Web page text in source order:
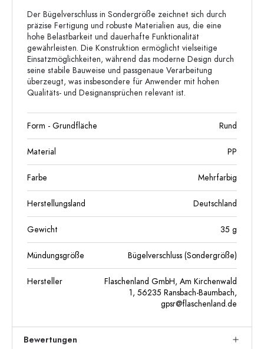
Der Bügelverschluss in Sondergröße zeichnet sich durch
präzise Fertigung und robuste Materialien aus, die eine
hohe Belastbarkeit und dauerhafte Funktionalität
gewährleisten. Die Konstruktion ermöglicht vielseitige
Einsatzmöglichkeiten, während das moderne Design durch
seine stabile Bauweise und passgenaue Verarbeitung
überzeugt, was insbesondere für Anwender mit hohen
Qualitäts- und Designansprüchen relevant ist.
Form - Grundfläche Rund
Material PP
Farbe Mehrfarbig
Herstellungsland Deutschland
Gewicht 35 g
Mündungsgröße Bügelverschluss (Sondergröße)
Hersteller
Flaschenland GmbH, Am Kirchenwald
1, 56235 Ransbach-Baumbach,
gpsr@flaschenland.de
Bewertungen